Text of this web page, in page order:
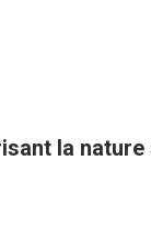
la nature